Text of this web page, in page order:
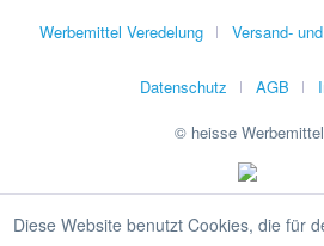
Werbemittel Veredelung Versand-
Datenschutz AGB
© heisse
Diese Website benutzt Cookies, die für